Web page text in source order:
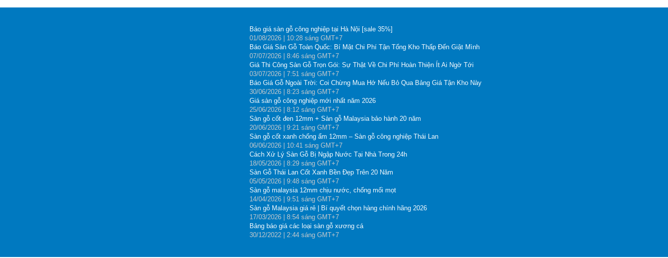
Báo giá sàn gỗ công nghiệp tại Hà Nội [sale 35%]
01/08/2026 | 10:28 sáng GMT+7
Báo Giá Sàn Gỗ Toàn Quốc: Bí Mật Chi Phí Tận Tổng Kho Thấp Đến Giật Mình
07/07/2026 | 8:46 sáng GMT+7
Giá Thi Công Sàn Gỗ Trọn Gói: Sự Thật Về Chi Phí Hoàn Thiện Ít Ai Ngờ Tới
03/07/2026 | 7:51 sáng GMT+7
Báo Giá Gỗ Ngoài Trời: Coi Chừng Mua Hớ Nếu Bỏ Qua Bảng Giá Tận Kho Này
30/06/2026 | 8:23 sáng GMT+7
Giá sàn gỗ công nghiệp mới nhất năm 2026
25/06/2026 | 8:12 sáng GMT+7
Sàn gỗ cốt đen 12mm + Sàn gỗ Malaysia bảo hành 20 năm
20/06/2026 | 9:21 sáng GMT+7
Sàn gỗ cốt xanh chống ẩm 12mm – Sàn gỗ công nghiệp Thái Lan
06/06/2026 | 10:41 sáng GMT+7
Cách Xử Lý Sàn Gỗ Bị Ngập Nước Tại Nhà Trong 24h
18/05/2026 | 8:29 sáng GMT+7
Sàn Gỗ Thái Lan Cốt Xanh Bền Đẹp Trên 20 Năm
05/05/2026 | 9:48 sáng GMT+7
Sàn gỗ malaysia 12mm chịu nước, chống mối mọt
14/04/2026 | 9:51 sáng GMT+7
Sàn gỗ Malaysia giá rẻ | Bí quyết chọn hàng chính hãng 2026
17/03/2026 | 8:54 sáng GMT+7
Bảng báo giá các loại sàn gỗ xương cá
30/12/2022 | 2:44 sáng GMT+7